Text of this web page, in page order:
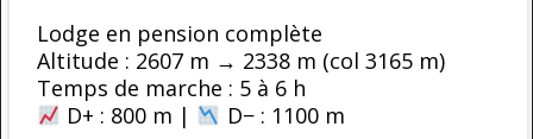
Lodge en pension complète
Altitude : 2607 m → 2338 m (col 3165 m)
Temps de marche : 5 à 6 h
D+ : 800 m |
D− : 1100 m